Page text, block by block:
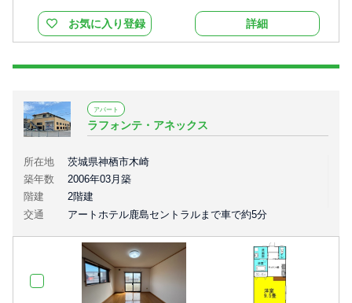
お気に入り登録 詳細
アパート
ラフォンテ・アネックス
所在地
茨城県神栖市木崎
築年数
2006年03月築
階建
2階建
交通
アートホテル鹿島セントラルまで車で約5分